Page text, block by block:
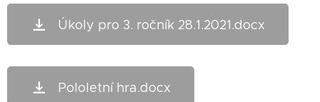
Úkoly pro 3. ročník 28.1.2021.docx
Pololetní hra.docx